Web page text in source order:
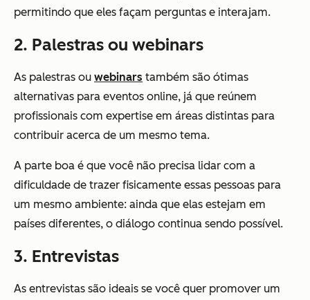
permitindo que eles façam perguntas e interajam.
2. Palestras ou webinars
As palestras ou webinars também são ótimas
alternativas para eventos online, já que reúnem
profissionais com expertise em áreas distintas para
contribuir acerca de um mesmo tema.
A parte boa é que você não precisa lidar com a
dificuldade de trazer fisicamente essas pessoas para
um mesmo ambiente: ainda que elas estejam em
países diferentes, o diálogo continua sendo possível.
3. Entrevistas
As entrevistas são ideais se você quer promover um